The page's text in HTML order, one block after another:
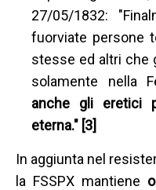
27/05/1832:
fuorviate persone
stesse ed altri che
solamente nella
anche gli eretici
eterna." [3]
In aggiunta nel
la FSSPX mantiene